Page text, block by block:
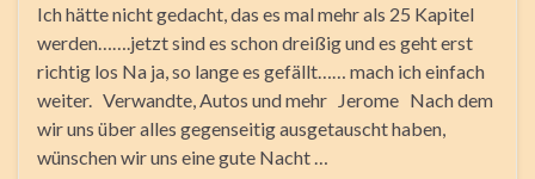
Ich hätte nicht gedacht, das es mal mehr als 25 Kapitel
werden…….jetzt sind es schon dreißig und es geht erst
richtig los Na ja, so lange es gefällt…… mach ich einfach
weiter. Verwandte, Autos und mehr Jerome Nach dem
wir uns über alles gegenseitig ausgetauscht haben,
wünschen wir uns eine gute Nacht …